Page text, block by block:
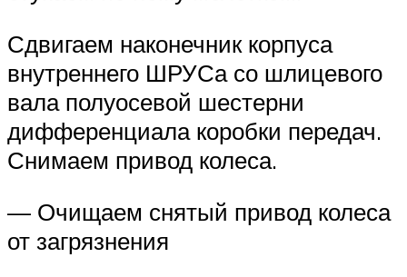
Сдвигаем наконечник корпуса
внутреннего ШРУСа со шлицевого
вала полуосевой шестерни
дифференциала коробки передач.
Снимаем привод колеса.
— Очищаем снятый привод колеса
от загрязнения